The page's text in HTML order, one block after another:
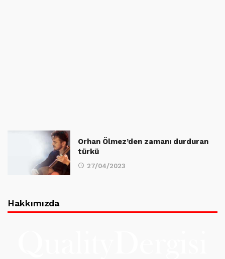
Orhan Ölmez’den zamanı durduran
türkü
27/04/2023
Hakkımızda